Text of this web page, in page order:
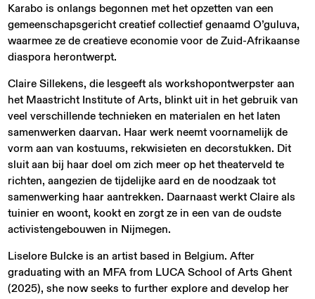
Karabo is onlangs begonnen met het opzetten van een
gemeenschapsgericht creatief collectief genaamd O’guluva,
waarmee ze de creatieve economie voor de Zuid-Afrikaanse
diaspora herontwerpt.
Claire Sillekens, die lesgeeft als workshopontwerpster aan
het Maastricht Institute of Arts, blinkt uit in het gebruik van
veel verschillende technieken en materialen en het laten
samenwerken daarvan. Haar werk neemt voornamelijk de
vorm aan van kostuums, rekwisieten en decorstukken. Dit
sluit aan bij haar doel om zich meer op het theaterveld te
richten, aangezien de tijdelijke aard en de noodzaak tot
samenwerking haar aantrekken. Daarnaast werkt Claire als
tuinier en woont, kookt en zorgt ze in een van de oudste
activistengebouwen in Nijmegen.
Liselore Bulcke is an artist based in Belgium. After
graduating with an MFA from LUCA School of Arts Ghent
(2025), she now seeks to further explore and develop her